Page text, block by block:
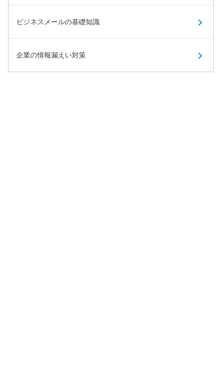
ビジネスメールの基礎知識
企業の情報漏えい対策